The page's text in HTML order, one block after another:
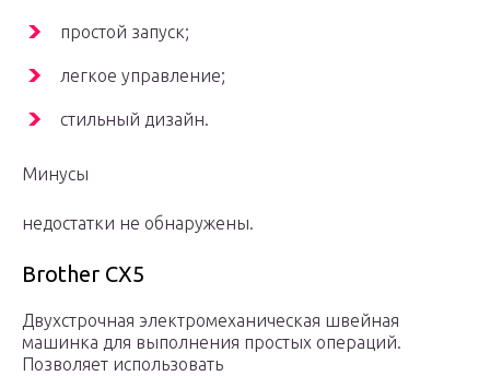
простой запуск;
легкое управление;
стильный дизайн.
Минусы
недостатки не обнаружены.
Brother CX5
Двухстрочная электромеханическая швейная
машинка для выполнения простых операций.
Позволяет использовать